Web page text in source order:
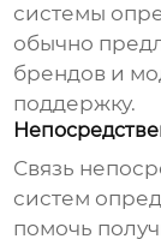
системы
обычно
брендов и
поддержку.
Связь
систем
помочь